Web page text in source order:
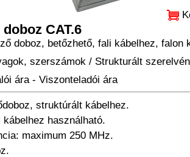
CAT.6
doboz, betőzhető, fali kábelhez, falon
szerszámok/ Strukturált
ára- Viszonteladói ára
struktúrált kábelhez.
kábelhez használható.
maximum 250 MHz.